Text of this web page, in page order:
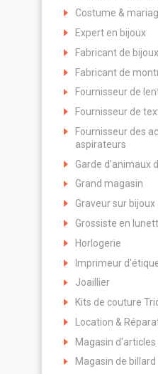
Costume &
Expert en bijoux
Fabricant de bijoux
Fabricant de
Fournisseur de
Fournisseur de
Fournisseur des
aspirateurs
Garde d'animaux
Grand magasin
Graveur sur bijoux
Grossiste en
Horlogerie
Imprimeur
Joaillier
Kits de couture
Location &
Magasin
Magasin de